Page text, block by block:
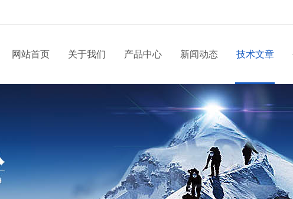
网站首页 关于我们 产品中心 新闻动态 技术文章